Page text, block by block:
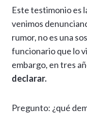
Este testimonio es
venimos
rumor, no es una
funcionario que lo
embargo, en tres
declarar.
Pregunto: ¿qué